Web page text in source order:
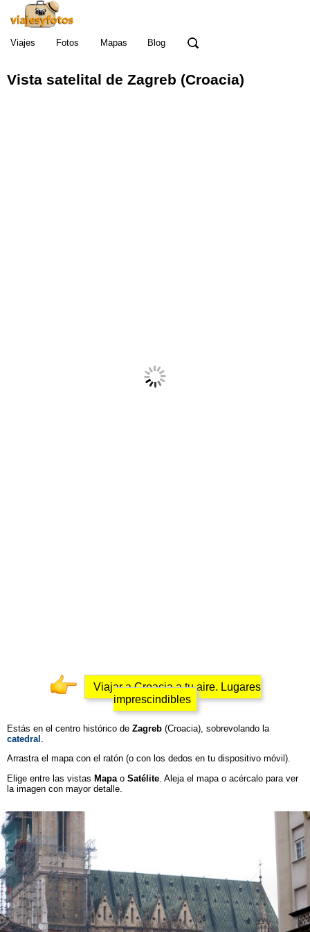
Viajes Fotos Mapas Blog
Vista satelital de Zagreb (Croacia)
Viajar a Croacia a tu aire. Lugares
imprescindibles
Estás en el centro histórico de Zagreb (Croacia), sobrevolando la
catedral .
Arrastra el mapa con el ratón (o con los dedos en tu dispositivo móvil).
Elige entre las vistas Mapa o Satélite . Aleja el mapa o acércalo para ver
la imagen con mayor detalle.